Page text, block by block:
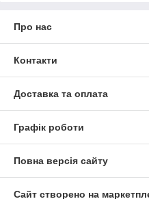
Про нас
Контакти
Доставка та оплата
Графік роботи
Повна версія сайту
Сайт створено на